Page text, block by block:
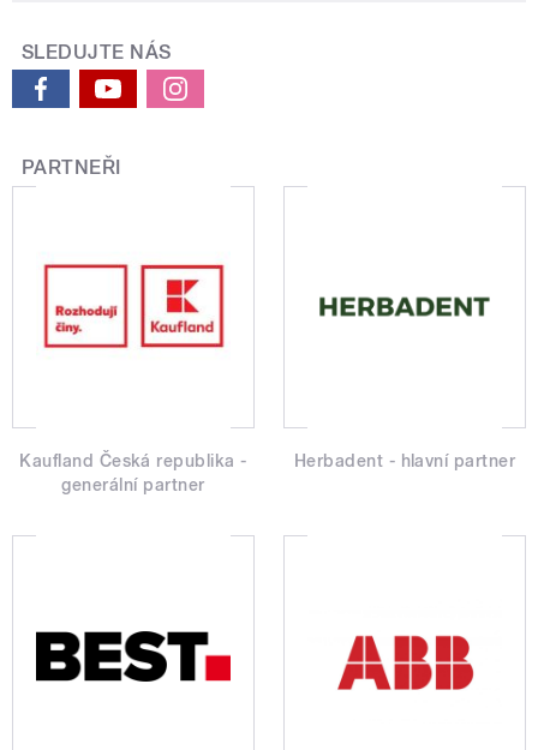
SLEDUJTE NÁS
PARTNEŘI
Kaufland Česká republika -
generální partner
Herbadent - hlavní partner